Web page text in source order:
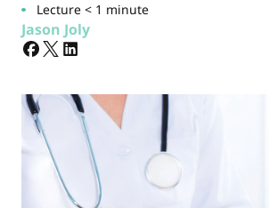
Lecture < 1 minute
Jason Joly